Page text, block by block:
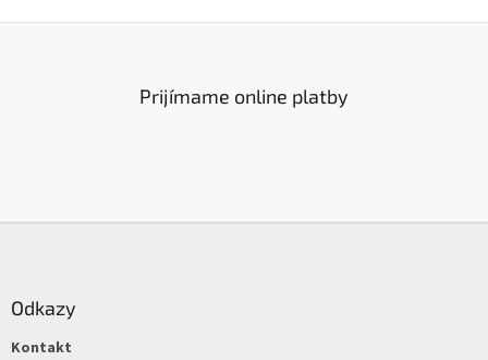
Prijímame online platby
Odkazy
Kontakt